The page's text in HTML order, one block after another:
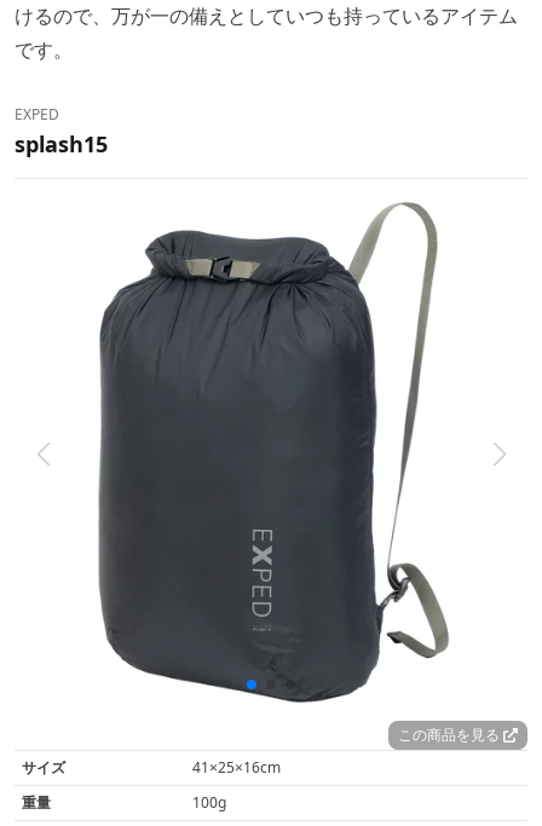
けるので、万が一の備えとしていつも持っているアイテム
です。
EXPED
splash15
この商品を見る
サイズ
41×25×16cm
重量
100g